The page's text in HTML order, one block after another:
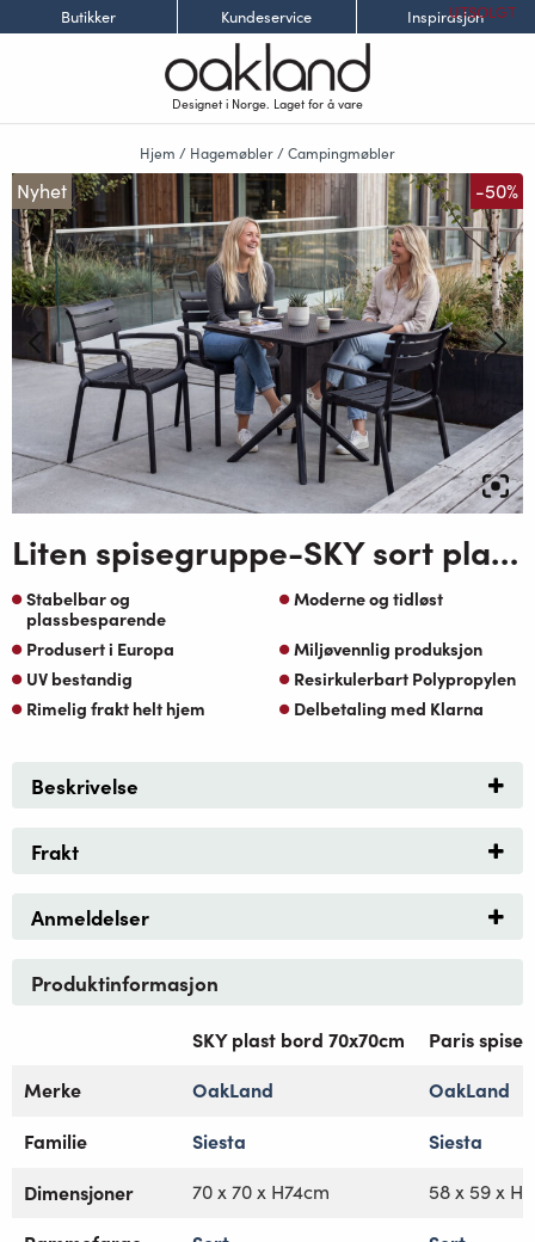
Butikker Kundeservice Inspirasjon
Designet i Norge. Laget for å vare
Hjem / Hagemøbler /Campingmøbler
Nyhet -50%
Liten spisegruppe-SKY sort plast bord 70×70 Helen spisestoler
Stabelbar og
plassbesparende
Moderne og tidløst
Produsert i Europa
Miljøvennlig produksjon
UV bestandig
Resirkulerbart Polypropylen
Rimelig frakt helt hjem
Delbetaling med Klarna
UTSOLGT
Beskrivelse
Frakt
Anmeldelser
Produktinformasjon
SKY plast bord 70x70cm
Paris
Merke
OakLand
OakLand
Familie
Siesta
Siesta
Dimensjoner
70 x 70 x H74cm 58 x 59 x